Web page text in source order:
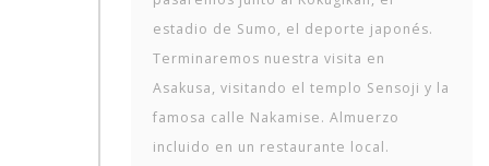
estadio de Sumo, el deporte japonés.
Terminaremos nuestra visita en
Asakusa, visitando el templo Sensoji y la
famosa calle Nakamise. Almuerzo
incluido en un restaurante local.